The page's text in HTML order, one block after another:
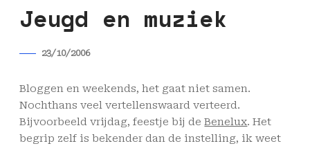
Jeugd en muziek
23/10/2006
Bloggen en weekends, het gaat niet samen.
Nochthans veel vertellenswaard verteerd.
Bijvoorbeeld vrijdag, feestje bij deBenelux. Het
begrip zelf is bekender dan de instelling, ik weet